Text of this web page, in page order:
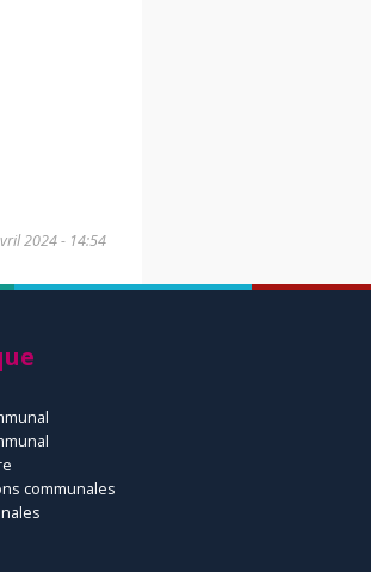
2024 - 14:54
communales